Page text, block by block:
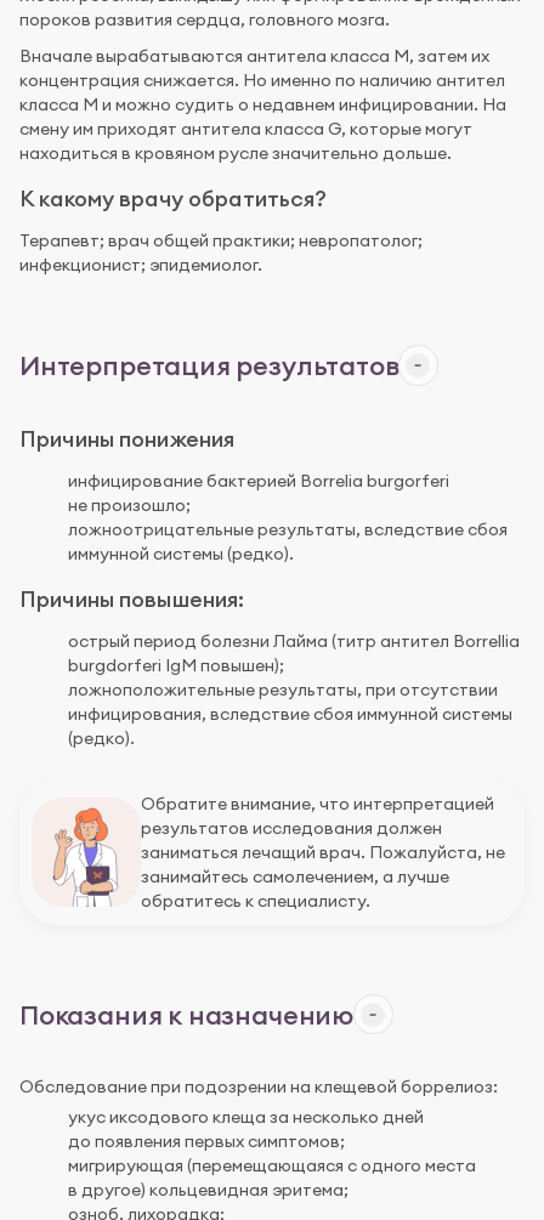
пороков развития сердца, головного мозга.
Вначале вырабатываются антитела класса М, затем их
концентрация снижается. Но именно по наличию антител
класса М и можно судить о недавнем инфицировании. На
смену им приходят антитела класса G, которые могут
находиться в кровяном русле значительно дольше.
К какому врачу обратиться?
Терапевт; врач общей практики; невропатолог;
инфекционист; эпидемиолог.
Интерпретация результатов
Причины понижения
инфицирование бактерией Borrelia burgorferi
не произошло;
ложноотрицательные результаты, вследствие сбоя
иммунной системы (редко).
Причины повышения:
острый период болезни Лайма (титр антител Borrellia
burgdorferi IgM повышен);
ложноположительные результаты, при отсутствии
инфицирования, вследствие сбоя иммунной системы
(редко).
Обратите внимание, что интерпретацией
результатов исследования должен
заниматься лечащий врач. Пожалуйста, не
занимайтесь самолечением, а лучше
обратитесь к специалисту.
Показания к назначению
Обследование при подозрении на клещевой боррелиоз:
укус иксодового клеща за несколько дней
до появления первых симптомов;
мигрирующая (перемещающаяся с одного места
в другое) кольцевидная эритема;
озноб, лихорадка;